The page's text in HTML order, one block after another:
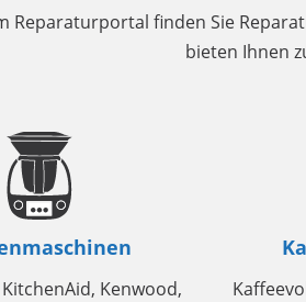
Reparaturportal finden Sie
bieten Ihnen
Kenwood,